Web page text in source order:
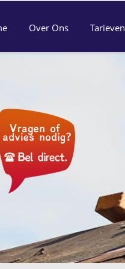
Over Ons Tarieven